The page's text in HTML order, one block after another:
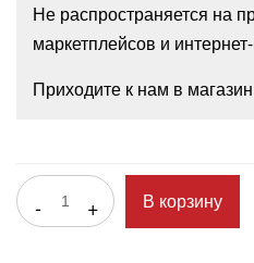
Не распространяется на
маркетплейсов и
Приходите к нам в
- + В корзину